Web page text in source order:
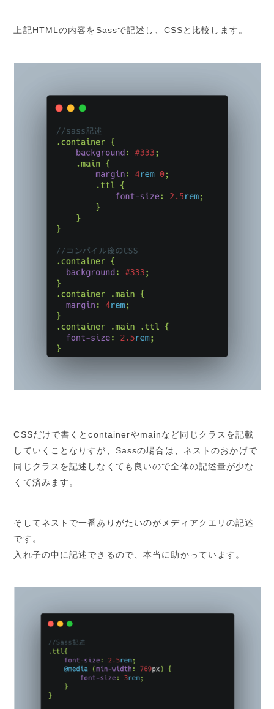
上記HTMLの内容をSassで記述し、CSSと比較します。
CSSだけで書くとcontainerやmainなど同じクラスを記載
していくことなりすが、Sassの場合は、ネストのおかげで
同じクラスを記述しなくても良いので全体の記述量が少な
くて済みます。
そしてネストで一番ありがたいのがメディアクエリの記述
です。
入れ子の中に記述できるので、本当に助かっています。